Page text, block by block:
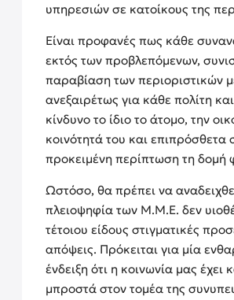
υπηρεσιών σε κατοίκους της
Είναι προφανές πως κάθε
εκτός των προβλεπόμενων,
παραβίαση των περιοριστικών
ανεξαιρέτως για κάθε πολίτη
κίνδυνο το ίδιο το άτομο, την
κοινότητά του και επιπρόσθετα
προκειμένη περίπτωση τη δομή
Ωστόσο, θα πρέπει να
πλειοψηφία των Μ.Μ.Ε. δεν
τέτοιου είδους στιγματικές
απόψεις. Πρόκειται για μία
ένδειξη ότι η κοινωνία μας έχει
μπροστά στον τομέα της